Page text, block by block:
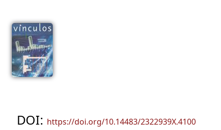
DOI: https://doi.org/10.14483/2322939X.4100